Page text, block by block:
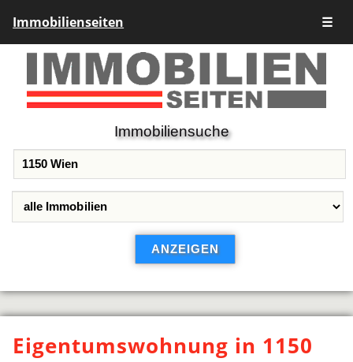
Immobilienseiten ☰
Immobiliensuche
Eigentumswohnung in 1150